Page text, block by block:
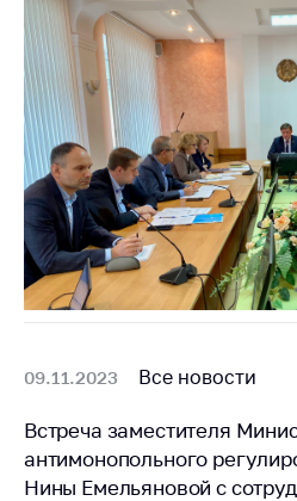
09.11.2023 Все новости
Встреча заместителя
антимонопольного
Нины Емельяновой с